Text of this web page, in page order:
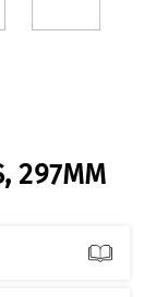
297MM